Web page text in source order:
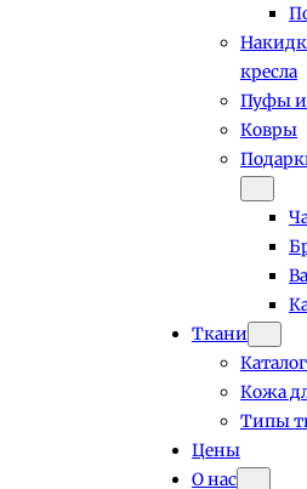
кресла
Пуфы и
Ковры
Ткани
Кожа
Типы
Цены
О нас